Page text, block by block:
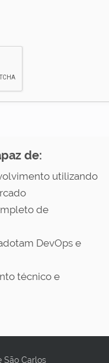
de:
utilizando
de
DevOps e
técnico e
São Carlos